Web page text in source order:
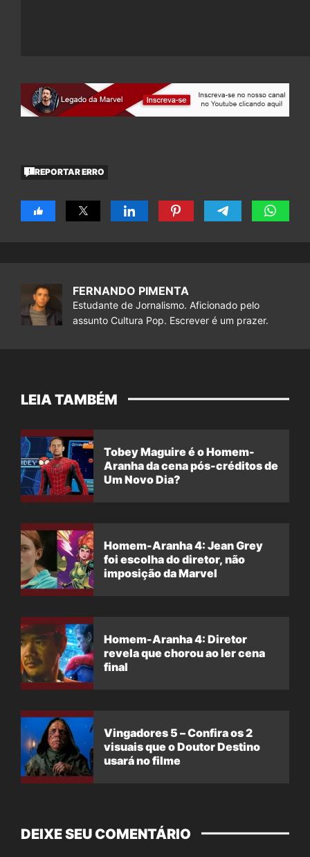
REPORTAR ERRO
FERNANDO PIMENTA
Estudante de Jornalismo. Aficionado pelo
assunto Cultura Pop. Escrever é um prazer.
LEIA TAMBÉM
Tobey Maguire é o Homem-
Aranha da cena pós-créditos de
Um Novo Dia?
Homem-Aranha 4: Jean Grey
foi escolha do diretor, não
imposição da Marvel
Homem-Aranha 4: Diretor
revela que chorou ao ler cena
final
Vingadores 5 – Confira os 2
visuais que o Doutor Destino
usará no filme
DEIXE SEU COMENTÁRIO